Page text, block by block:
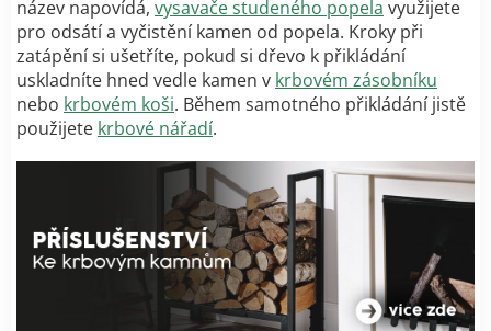
název napovídá, vysavače studeného popela využijete
pro odsátí a vyčistění kamen od popela. Kroky při
zatápění si ušetříte, pokud si dřevo k přikládání
uskladníte hned vedle kamen v krbovém zásobníku
nebo krbovém koši. Během samotného přikládání jistě
použijete krbové nářadí.